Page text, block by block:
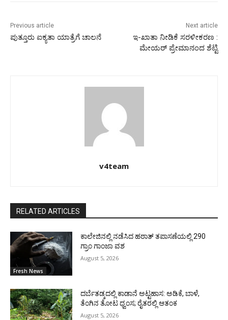
Previous article
ಪುತ್ತೂರು ಐಕ್ಯತಾ ಯಾತ್ರೆಗೆ ಚಾಲನೆ
Next article
ಇ-ಖಾತಾ ನೀಡಿಕೆ ಸರಳೀಕರಣ :
ಮೇಯರ್ ಪ್ರೇಮಾನಂದ ಶೆಟ್ಟಿ
v4team
RELATED ARTICLES
Fresh News
ಕಾಲೇಜಿನಲ್ಲಿ ನಡೆಸಿದ ಹಠಾತ್ ತಪಾಸಣೆಯಲ್ಲಿ 290
ಗ್ರಾಂ ಗಾಂಜಾ ವಶ
August 5, 2026
ದರ್ಬೆತಡ್ಕದಲ್ಲಿ ಕಾಡಾನೆ ಅಟ್ಟಹಾಸ: ಅಡಿಕೆ, ಬಾಳೆ,
ತೆಂಗಿನ ತೋಟ ಧ್ವಂಸ; ರೈತರಲ್ಲಿ ಆತಂಕ
August 5, 2026